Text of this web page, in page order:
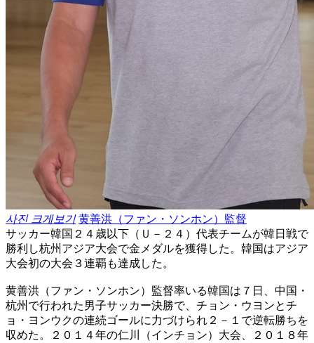
사진 크게보기 黄善洪（ファン・ソンホン）監督
サッカー韓国２４歳以下（Ｕ－２４）代表チームが韓日戦で
勝利し杭州アジア大会で金メダルを獲得した。韓国はアジア
大会初の大会３連覇も達成した。
黄善洪（ファン・ソンホン）監督率いる韓国は７日、中国・
杭州で行われた男子サッカー決勝で、チョン・ウヨンとチ
ョ・ヨンウクの連続ゴールに力づけられ２－１で逆転勝ちを
収めた。２０１４年の仁川（インチョン）大会、２０１８年